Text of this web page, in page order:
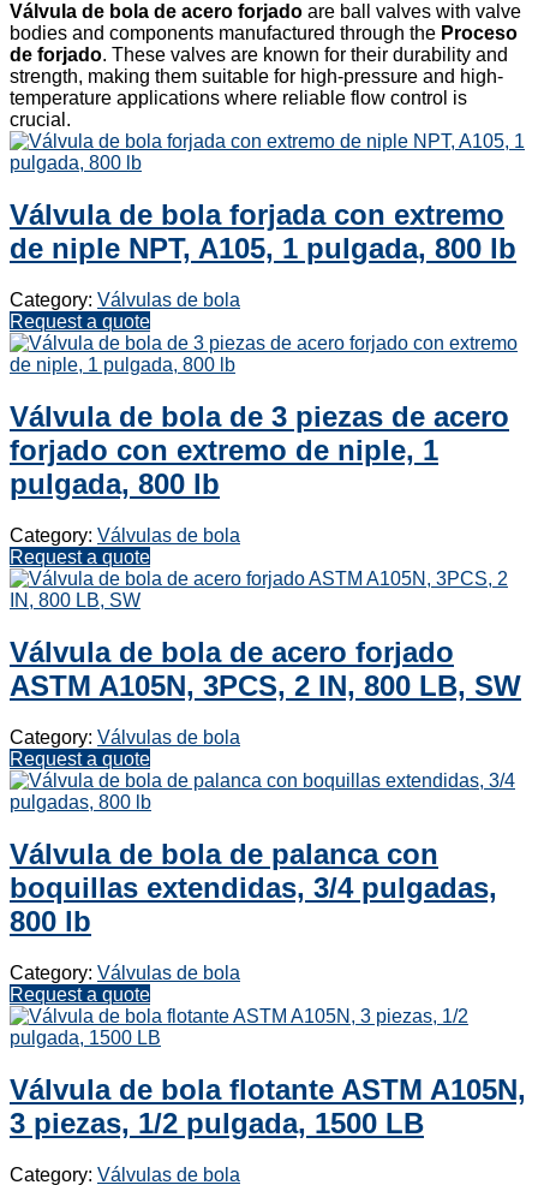
Válvula de bola de acero forjado are ball valves with valve
bodies and components manufactured through the Proceso
de forjado. These valves are known for their durability and
strength, making them suitable for high-pressure and high-
temperature applications where reliable flow control is
crucial.
Válvula de bola forjada con extremo
de niple NPT, A105, 1 pulgada, 800 lb
Category: Válvulas de bola
Request a quote
Válvula de bola de 3 piezas de acero
forjado con extremo de niple, 1
pulgada, 800 lb
Category: Válvulas de bola
Request a quote
Válvula de bola de acero forjado
ASTM A105N, 3PCS, 2 IN, 800 LB, SW
Category: Válvulas de bola
Request a quote
Válvula de bola de palanca con
boquillas extendidas, 3/4 pulgadas,
800 lb
Category: Válvulas de bola
Request a quote
Válvula de bola flotante ASTM A105N,
3 piezas, 1/2 pulgada, 1500 LB
Category: Válvulas de bola